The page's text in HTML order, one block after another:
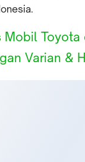
Mobil Toyota
Varian &